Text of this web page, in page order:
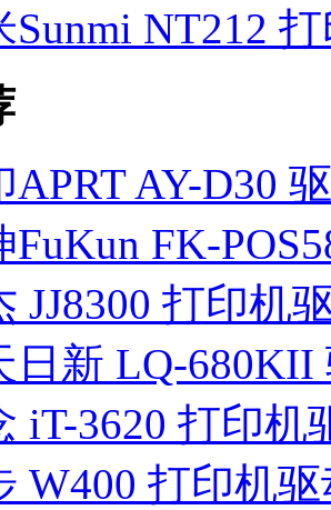
Sunmi NT212
APRT AY-D30
FuKun FK-
JJ8300 打印机
日新 LQ-680KII
iT-3620 打印机
W400 打印机